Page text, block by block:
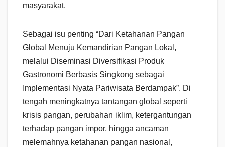
masyarakat.
Sebagai isu penting “Dari Ketahanan Pangan
Global Menuju Kemandirian Pangan Lokal,
melalui Diseminasi Diversifikasi Produk
Gastronomi Berbasis Singkong sebagai
Implementasi Nyata Pariwisata Berdampak”. Di
tengah meningkatnya tantangan global seperti
krisis pangan, perubahan iklim, ketergantungan
terhadap pangan impor, hingga ancaman
melemahnya ketahanan pangan nasional,